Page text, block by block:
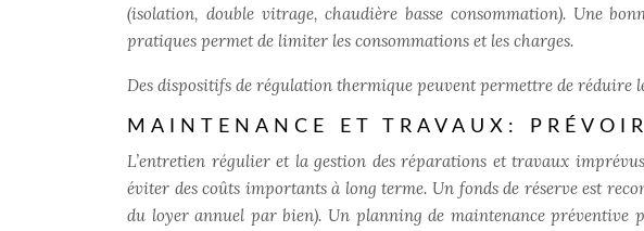
(isolation, double vitrage, chaudière basse consommation). Une
pratiques permet de limiter les consommations et les charges.
Des dispositifs de régulation thermique peuvent permettre de réduire
MAINTENANCE ET TRAVAUX:
L’entretien régulier et la gestion des réparations et travaux
éviter des coûts importants à long terme. Un fonds de réserve est
du loyer annuel par bien). Un planning de maintenance préventive